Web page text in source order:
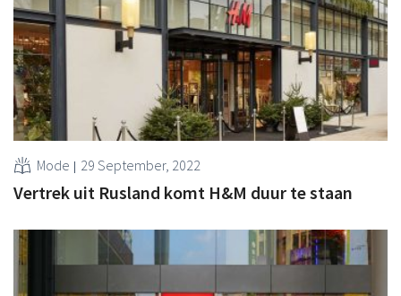
Mode 29 September, 2022
Vertrek uit Rusland komt H&M duur te staan